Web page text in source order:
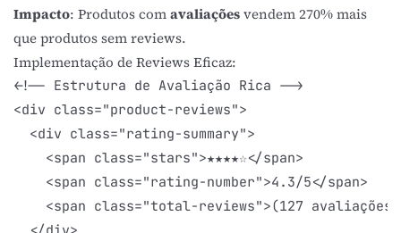
Impacto: Produtos comavaliaçõesvendem 270% mais
que produtos sem reviews.
Implementação de Reviews Eficaz:
<!-- Estrutura de Avaliação Rica -->
<div class="product-reviews">
  <div class="rating-summary">
    <span class="stars">★★★★☆</span>
    <span class="rating-number">4.3/5</span>
<span class="total-reviews">(127